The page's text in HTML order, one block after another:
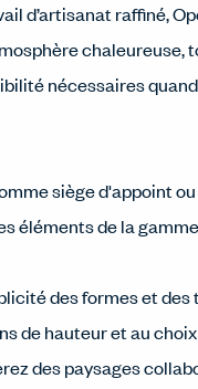
d’artisanat raffiné,
chaleureuse,
nécessaires
siège d'appoint
éléments de la
des formes et des
de hauteur et au
des paysages